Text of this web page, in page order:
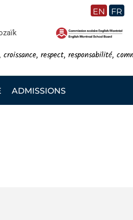
EN FR
croissance, respect, responsabilité,
ADMISSIONS